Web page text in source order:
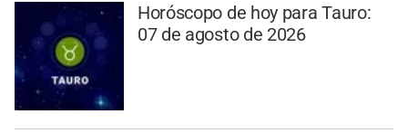
Horóscopo de hoy para Tauro:
07 de agosto de 2026